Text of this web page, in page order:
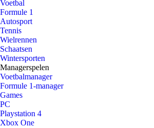
Voetbal
Formule 1
Autosport
Tennis
Wielrennen
Schaatsen
Wintersporten
Managerspelen
Voetbalmanager
Formule 1-manager
Games
PC
Playstation 4
Xbox One